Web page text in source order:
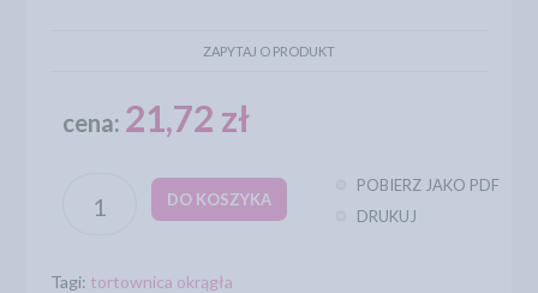
ZAPYTAJ O PRODUKT
cena: 21,72 zł
DO KOSZYKA
POBIERZ JAKO PDF
DRUKUJ
Tagi: tortownica okrągła